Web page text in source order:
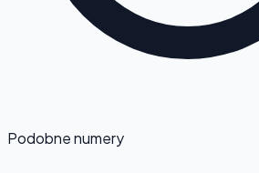
Podobne numery